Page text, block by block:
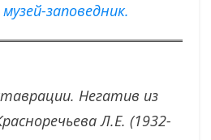
заповедник.
Негатив из
Л.Е. (1932-